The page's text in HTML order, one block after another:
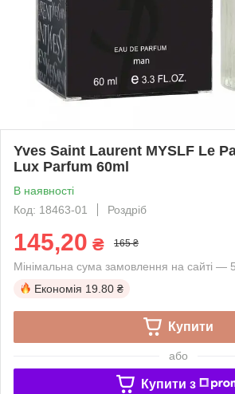
Yves Saint Laurent MYSLF Le
Lux Parfum 60ml
В наявності
Код: 18463-01
Роздріб
145,20 ₴ 165 ₴
Мінімальна сума замовлення на сайті —
Економія 19.80 ₴
Купити
або
Купити з